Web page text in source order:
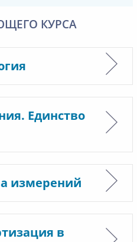
КУРСА
Единство
измерений
в